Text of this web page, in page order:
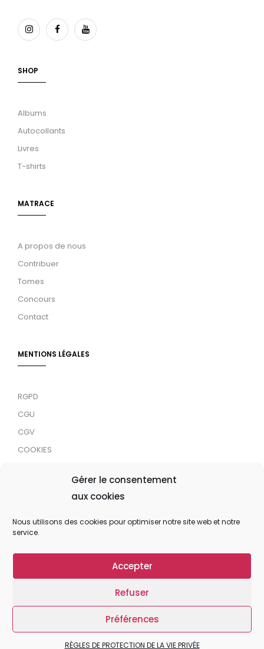
Gérer le consentement
aux cookies
Nous utilisons des cookies pour optimiser notre site web et notre
service.
Accepter
Refuser
Préférences
RÈGLES DE PROTECTION DE LA VIE PRIVÉE
SHOP
Albums
Autocollants
Livres
T-shirts
MATRACE
A propos de nous
Contribuer
Tomes
Concours
Contact
MENTIONS LÉGALES
RGPD
CGU
CGV
COOKIES